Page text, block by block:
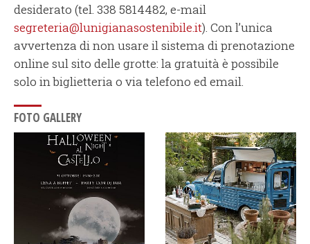
desiderato (tel. 338 5814482, e-mail
segreteria@lunigianasostenibile.it). Con l’unica
avvertenza di non usare il sistema di prenotazione
online sul sito delle grotte: la gratuità è possibile
solo in biglietteria o via telefono ed email.
FOTO GALLERY